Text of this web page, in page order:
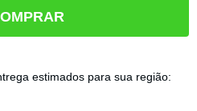
estimados para sua região: